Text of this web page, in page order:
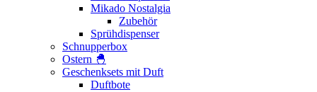
Mikado Nostalgia
Zubehör
Sprühdispenser
Schnupperbox
Ostern 🐣
Geschenksets mit Duft
Duftbote